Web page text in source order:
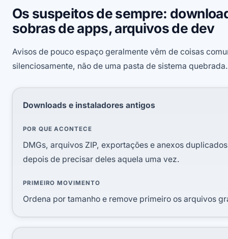
Os suspeitos de sempre:
sobras de apps, arquivos de dev
Avisos de pouco espaço geralmente vêm de coisas
silenciosamente, não de uma pasta de sistema quebrada.
Downloads e instaladores antigos
POR QUE ACONTECE
DMGs, arquivos ZIP, exportações e anexos
depois de precisar deles aquela uma vez.
PRIMEIRO MOVIMENTO
Ordena por tamanho e remove primeiro os arquivos